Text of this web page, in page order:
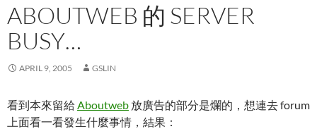
ABOUTWEB 的 SERVER
BUSY…
APRIL 9, 2005 GSLIN
看到本來留給Aboutweb 放廣告的部分是爛的，想連去 forum
上面看一看發生什麼事情，結果：